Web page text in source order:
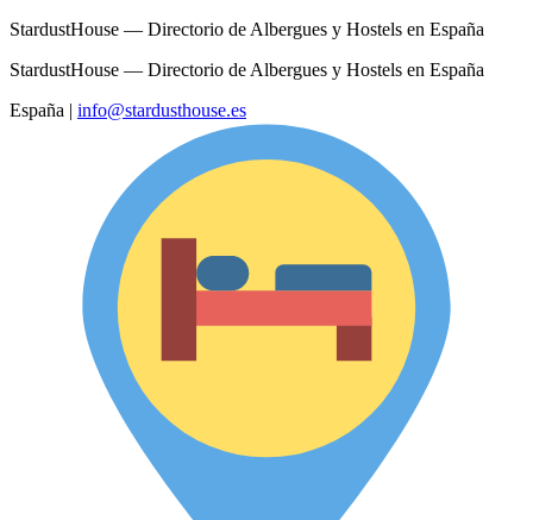
StardustHouse — Directorio de Albergues y Hostels en España
StardustHouse — Directorio de Albergues y Hostels en España
España | info@stardusthouse.es